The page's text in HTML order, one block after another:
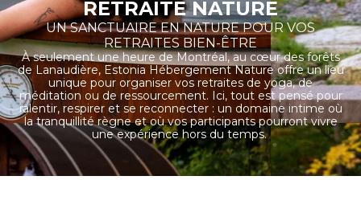
RETRAITE NATURE
UN SANCTUAIRE EN NATURE POUR VOS
RETRAITES BIEN-ÊTRE
À seulement une heure de Montréal, au cœur des forêts
de Lanaudière, Estonia Hébergement Nature​ offre un lieu
unique pour organiser vos retraites de yoga, de
méditation ou de ressourcement. Ici, tout est pensé pour
ralentir, respirer et se reconnecter : un domaine intime où
la tranquillité règne et où vos participants pourront vivre
une expérience hors du temps.